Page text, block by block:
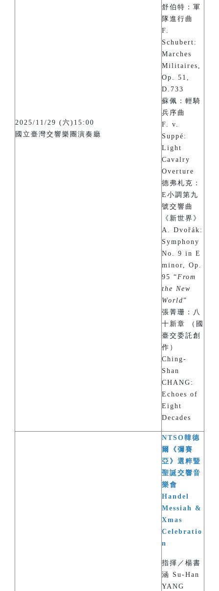
2025/11/29 (六)15:00
國立臺灣交響樂團演奏廳
舒伯特：軍
隊進行曲
F.
Schubert:
Marches
Militaires,
Op. 51,
D.733
蘇佩：輕騎
兵序曲
F. v.
Suppé:
Light
Cavalry
Overture
德弗札克：
E小調第九
號交響曲
《新世界》
A. Dvořák:
Symphony
No. 9 in E
minor, Op.
95 “From
the New
World”
張菁珊：八
十新章 （國
臺交委託創
作）
Ching-
Shan
CHANG:
Echoes of
Eight
Decades
NTSO韓德
爾《彌賽
亞》選粹暨
聖誕交響音
樂會
Handel
Messiah &
Xmas
Celebratio
n
指揮／楊書
涵 Su-Han
YANG